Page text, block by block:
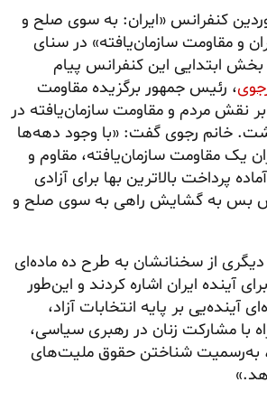
۲۷ فروردین کنفرانس «ایران: به سوی صلح و
و مقاومت سازمان‌یافته» در سنای
بخش ابتدایی این کنفرانس پیام
، رئیس جمهور برگزیده مقاومت
نقش مردم و مقاومت سازمان‌یافته در
خانم رجوی گفت: «با وجود دهه‌ها
یک مقاومت سازمان‌یافته، مقاوم و
پرداخت بالاترین بها برای آزادی
بس به گشایش راهی به سوی صلح و
از سخنانشان به طرح ده ماده‌ای
آینده ایران اشاره کردند و این‌طور
آینده‌یی بر پایه انتخابات آزاد،
با مشارکت زنان در رهبری سیاسی،
به‌رسمیت شناختن حقوق ملیت‌های